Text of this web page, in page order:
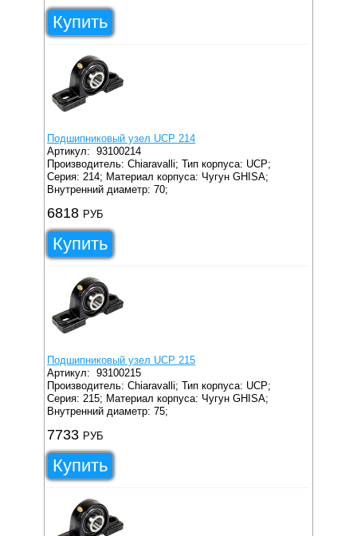
Купить
Подшипниковый узел UCP 214
Артикул:93100214
Производитель: Chiaravalli; Тип корпуса: UCP;
Серия: 214; Материал корпуса: Чугун GHISA;
Внутренний диаметр: 70;
6818 РУБ
Купить
Подшипниковый узел UCP 215
Артикул:93100215
Производитель: Chiaravalli; Тип корпуса: UCP;
Серия: 215; Материал корпуса: Чугун GHISA;
Внутренний диаметр: 75;
7733 РУБ
Купить